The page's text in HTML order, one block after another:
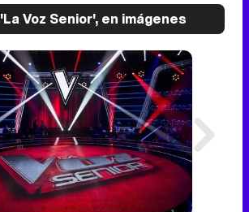
'La Voz Senior', en imágenes